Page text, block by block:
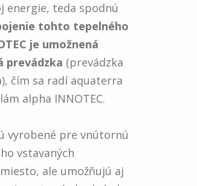
energie, teda spodnú
tohto tepelného
je umožnená
prevádzka (prevádzka
čím sa radí aquaterra
alpha INNOTEC.
vyrobené pre vnútornú
vstavaných
ale umožňujú aj